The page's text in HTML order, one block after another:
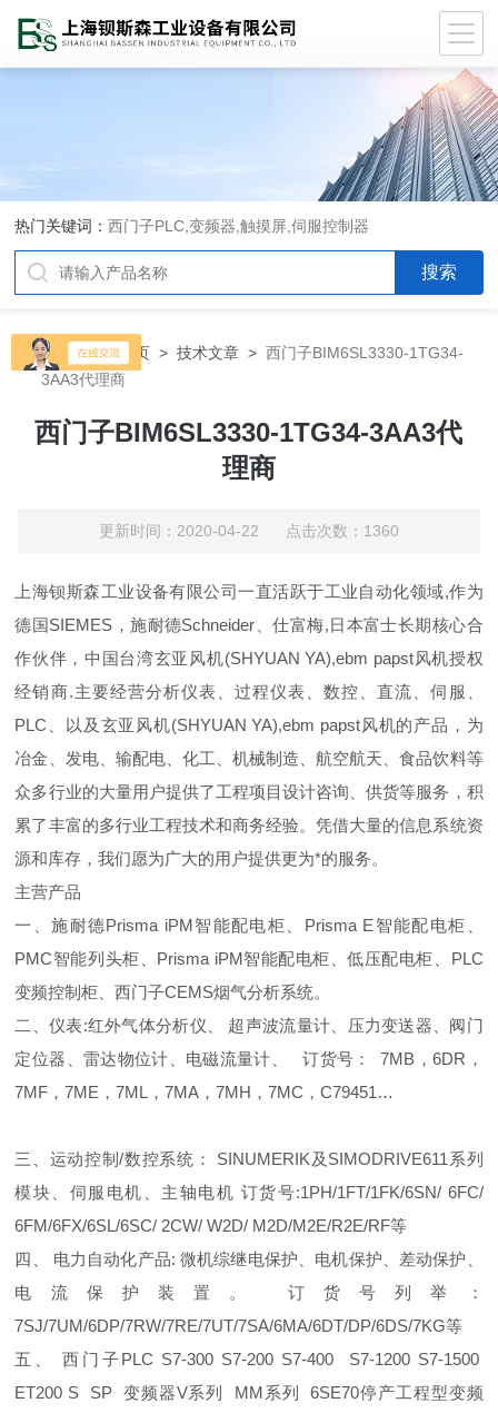
热门关键词：西门子PLC,变频器,触摸屏,伺服控制器
当前位置：首页 >技术文章 >西门子BIM6SL3330-1TG34-
3AA3代理商
西门子BIM6SL3330-1TG34-3AA3代
理商
更新时间：2020-04-22 点击次数：1360
上海钡斯森工业设备有限公司一直活跃于工业自动化领域,作为
德国SIEMES，施耐德Schneider、仕富梅,日本富士长期核心合
作伙伴，中国台湾玄亚风机(SHYUAN YA),ebm papst风机授权
经销商.主要经营分析仪表、过程仪表、数控、直流、伺服、
PLC、以及玄亚风机(SHYUAN YA),ebm papst风机的产品，为
冶金、发电、输配电、化工、机械制造、航空航天、食品饮料等
众多行业的大量用户提供了工程项目设计咨询、供货等服务，积
累了丰富的多行业工程技术和商务经验。凭借大量的信息系统资
源和库存，我们愿为广大的用户提供更为*的服务。
主营产品
一、施耐德Prisma iPM智能配电柜、Prisma E智能配电柜、
PMC智能列头柜、Prisma iPM智能配电柜、低压配电柜、PLC
变频控制柜、西门子CEMS烟气分析系统。
二、仪表:红外气体分析仪、 超声波流量计、压力变送器、阀门
定位器、雷达物位计、电磁流量计、 订货号： 7MB，6DR，
7MF，7ME，7ML，7MA，7MH，7MC，C79451…
三、运动控制/数控系统： SINUMERIK及SIMODRIVE611系列
模块、伺服电机、主轴电机 订货号:1PH/1FT/1FK/6SN/ 6FC/
6FM/6FX/6SL/6SC/ 2CW/ W2D/ M2D/M2E/R2E/RF等
四、 电力自动化产品: 微机综继电保护、电机保护、差动保护、
电流保护装置。 订货号列举：
7SJ/7UM/6DP/7RW/7RE/7UT/7SA/6MA/6DT/DP/6DS/7KG等
五、 西门子PLC S7-300 S7-200 S7-400 S7-1200 S7-1500
ET200 S SP 变频器V系列 MM系列 6SE70停产工程型变频